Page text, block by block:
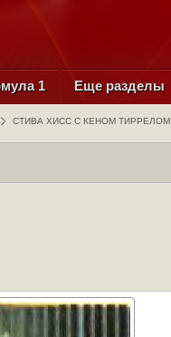
1 Еще разделы
СТИВА ХИСС С КЕНОМ ТИРРЕЛОМ